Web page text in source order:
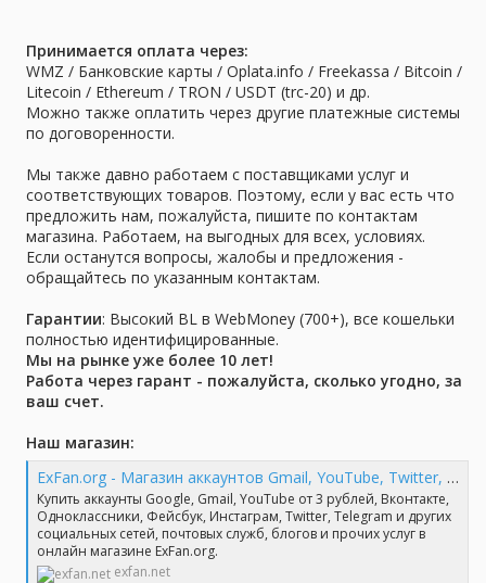
Принимается оплата через:
WMZ / Банковские карты / Oplata.info / Freekassa / Bitcoin /
Litecoin / Ethereum / TRON / USDT (trc-20) и др.
Можно также оплатить через другие платежные системы
по договоренности.
Мы также давно работаем с поставщиками услуг и
соответствующих товаров. Поэтому, если у вас есть что
предложить нам, пожалуйста, пишите по контактам
магазина. Работаем, на выгодных для всех, условиях.
Если останутся вопросы, жалобы и предложения -
обращайтесь по указанным контактам.
Гарантии: Высокий BL в WebMoney (700+), все кошельки
полностью идентифицированные.
Мы на рынке уже более 10 лет!
Работа через гарант - пожалуйста, сколько угодно, за
ваш счет.
Наш магазин:
ExFan.org - Магазин аккаунтов Gmail, YouTube, Twitter, Mail
Купить аккаунты Google, Gmail, YouTube от 3 рублей, Вконтакте,
Одноклассники, Фейсбук, Инстаграм, Twitter, Telegram и других
социальных сетей, почтовых служб, блогов и прочих услуг в
онлайн магазине ExFan.org.
exfan.net